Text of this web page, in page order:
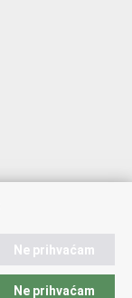
Ne prihvaćam
Ne prihvaćam